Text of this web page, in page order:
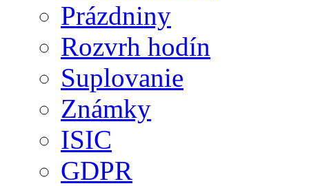
Prázdniny
Rozvrh hodín
Suplovanie
Známky
ISIC
GDPR